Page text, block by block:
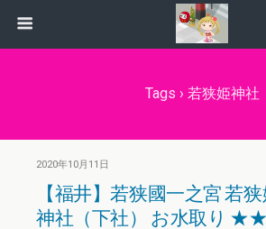
Tags › 若狭姫神社
2020年10月11日
【福井】若狭國一之宮 若
神社（下社） お水取り